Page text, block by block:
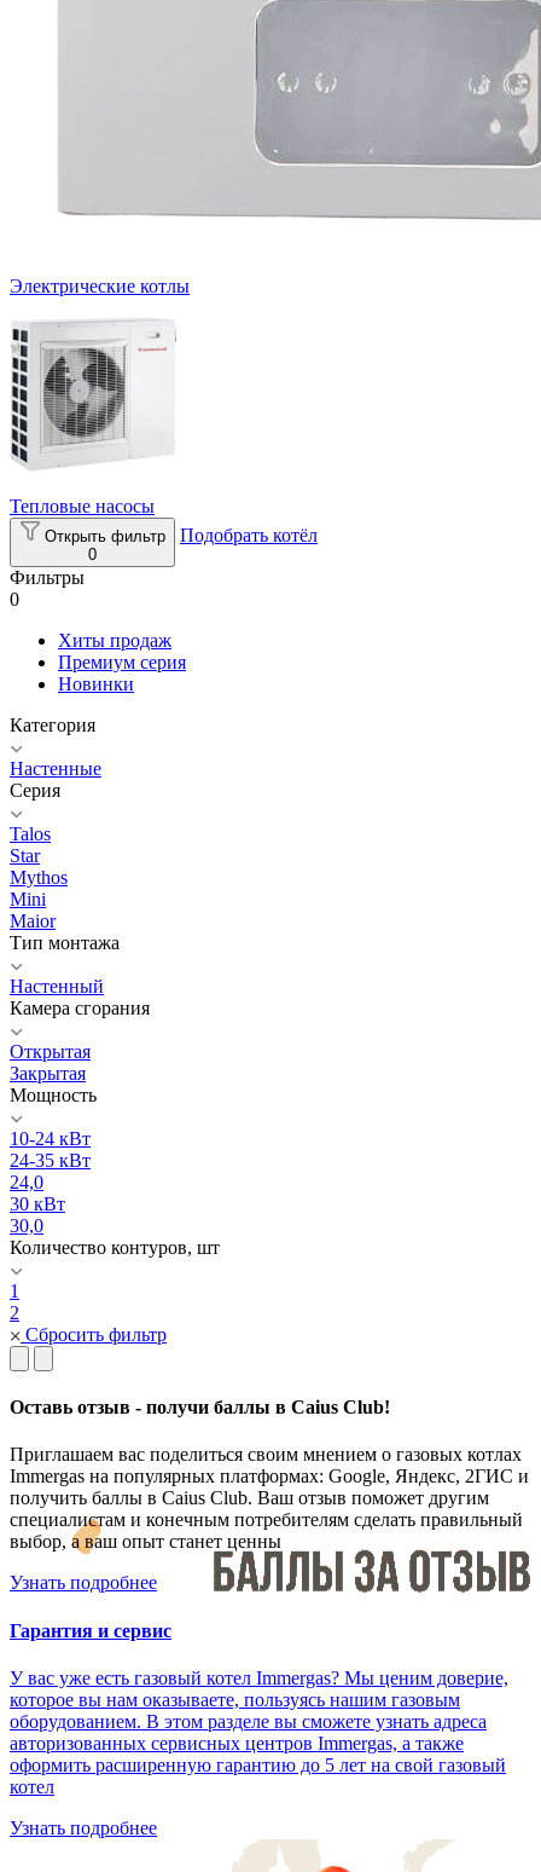
Электрические котлы
Тепловые насосы
Открыть фильтр
0
Подобрать котёл
Фильтры
0
Хиты продаж
Премиум серия
Новинки
Категория
Настенные
Серия
Talos
Star
Mythos
Mini
Maior
Тип монтажа
Настенный
Камера сгорания
Открытая
Закрытая
Мощность
10-24 кВт
24-35 кВт
24,0
30 кВт
30,0
Количество контуров, шт
1
2
Сбросить фильтр
Оставь отзыв - получи баллы в Caius Club!
Приглашаем вас поделиться своим мнением о газовых котлах
Immergas на популярных платформах: Google, Яндекс, 2ГИС и
получить баллы в Caius Club. Ваш отзыв поможет другим
специалистам и конечным потребителям сделать правильный
выбор, а ваш опыт станет ценны
Узнать подробнее
Гарантия и сервис
У вас уже есть газовый котел Immergas? Мы ценим доверие,
которое вы нам оказываете, пользуясь нашим газовым
оборудованием. В этом разделе вы сможете узнать адреса
авторизованных сервисных центров Immergas, а также
оформить расширенную гарантию до 5 лет на свой газовый
котел
Узнать подробнее